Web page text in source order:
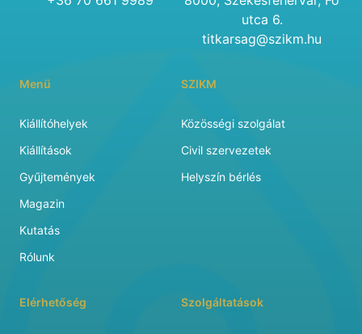
utca 6.
titkarsag@szikm.hu
Menü
Kiállítóhelyek
Kiállítások
Gyűjtemények
Magazin
Kutatás
Rólunk
SZIKM
Közösségi szolgálat
Civil szervezetek
Helyszín bérlés
Elérhetőség Szolgáltatások